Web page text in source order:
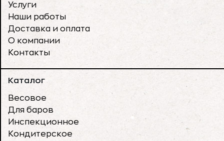
Услуги
Наши работы
Доставка и оплата
О компании
Контакты
Каталог
Весовое
Для баров
Инспекционное
Кондитерское